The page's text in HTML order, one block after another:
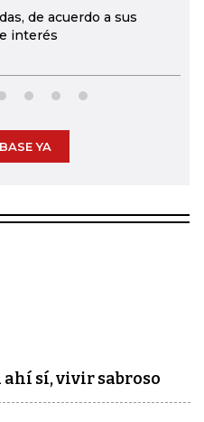
de acuerdo a sus
interés
YA
ahí sí, vivir sabroso